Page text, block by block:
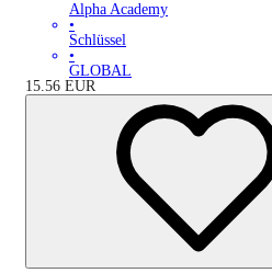
Alpha Academy
•
Schlüssel
•
GLOBAL
15.56 EUR